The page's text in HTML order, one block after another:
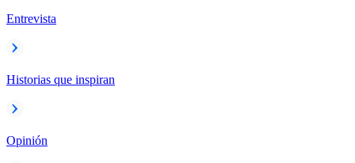
Entrevista
Historias que inspiran
Opinión